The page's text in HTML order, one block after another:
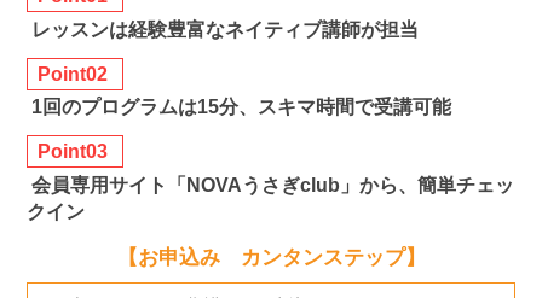
レッスンは経験豊富なネイティブ講師が担当
Point02
1回のプログラムは15分、スキマ時間で受講可能
Point03
会員専用サイト「NOVAうさぎclub」から、簡単チェッ
クイン
【お申込み カンタンステップ】